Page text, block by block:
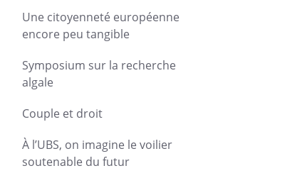
Une citoyenneté européenne
encore peu tangible
Symposium sur la recherche
algale
Couple et droit
À l’UBS, on imagine le voilier
soutenable du futur